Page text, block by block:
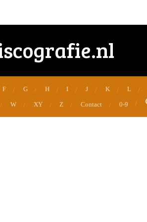
F G H I J K L
W XY Z Contact 0-9